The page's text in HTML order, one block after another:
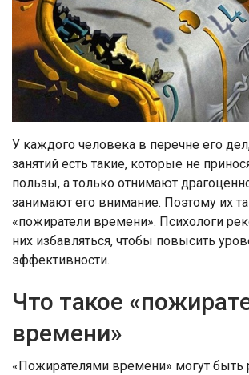
У каждого человека в перечне его
занятий есть такие, которые не
пользы, а только отнимают
занимают его внимание. Поэтому их
«пожиратели времени». Психологи
них избавляться, чтобы повысить
эффективности.
Что такое
времени»
«Пожирателями времени» могут быть